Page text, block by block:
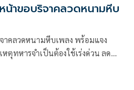
น้าขอบริจาคลวดหนามหีบ
คลวดหนามหีบเพลง พร้อมแจง
ตุทหารจำเป็นต้องใช้เร่งด่วน ลด